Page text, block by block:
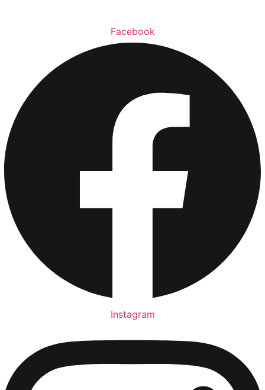
Facebook
Instagram